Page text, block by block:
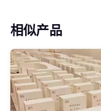
相似产品